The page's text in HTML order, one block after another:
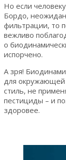
Но если
Бордо,
фильтрации, то
вежливо
о
испорчено.
А зря!
для окружающей
стиль, не
пестициды – и
здоровее.